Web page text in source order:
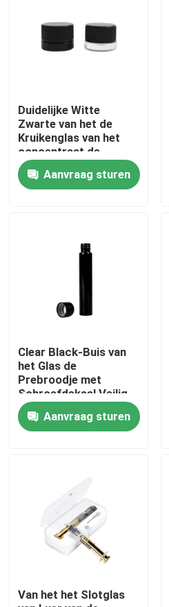
Fabrieksreis
Kwaliteitscontrole
Nieuws
Gevallen
Aangepast wietpakket
Duidelijke Witte
Zwarte van het de
Kruikenglas van het
concentraat de
Waskruik Veilig voor
kinderenAanvraag sturen
Clear Black-Buis van
het Glas de
Prebroodje met
Schroefdeksel Veilig
voor kinderen
22x116mm
Aanvraag sturen
Van het het Slotglas